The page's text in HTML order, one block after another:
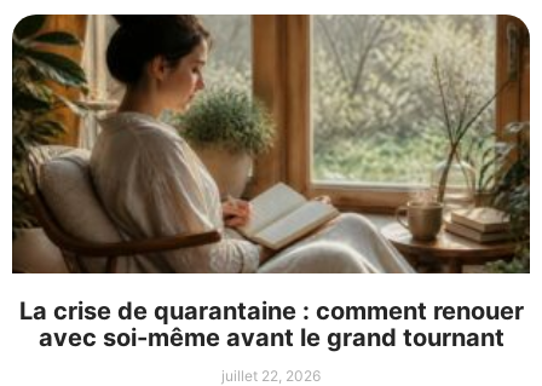
La crise de quarantaine : comment renouer
avec soi-même avant le grand tournant
juillet 22, 2026